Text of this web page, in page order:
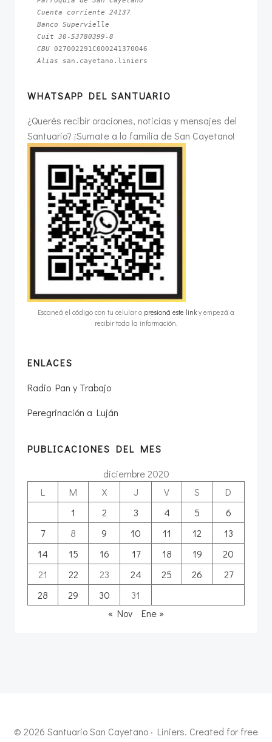
Cuenta corriente 24137
Banco Supervielle
Cuit 30-53780399-8
CBU
Alias san.cayetano.liniers
WHATSAPP DEL SANTUARIO
¿Querés recibir oraciones, noticias y mensajes del
Santuario? ¡Sumate a la familia de San Cayetano!
Escaneá el código con tu celular o presioná este link y empezá a
recibir toda la información.
ENLACES
Radio Pan y Trabajo
Peregrinación a Luján
PUBLICACIONES DEL MES
diciembre 2020
L
M X J V S
D
1
2 3 4 5
6
7
8 9 10 11 12
13
14
15 16 17 18 19
20
21
22 23 24 25 26
27
28
29 30
31
« Nov
Ene »
© 2026 Santuario San Cayetano · Liniers. Created for free